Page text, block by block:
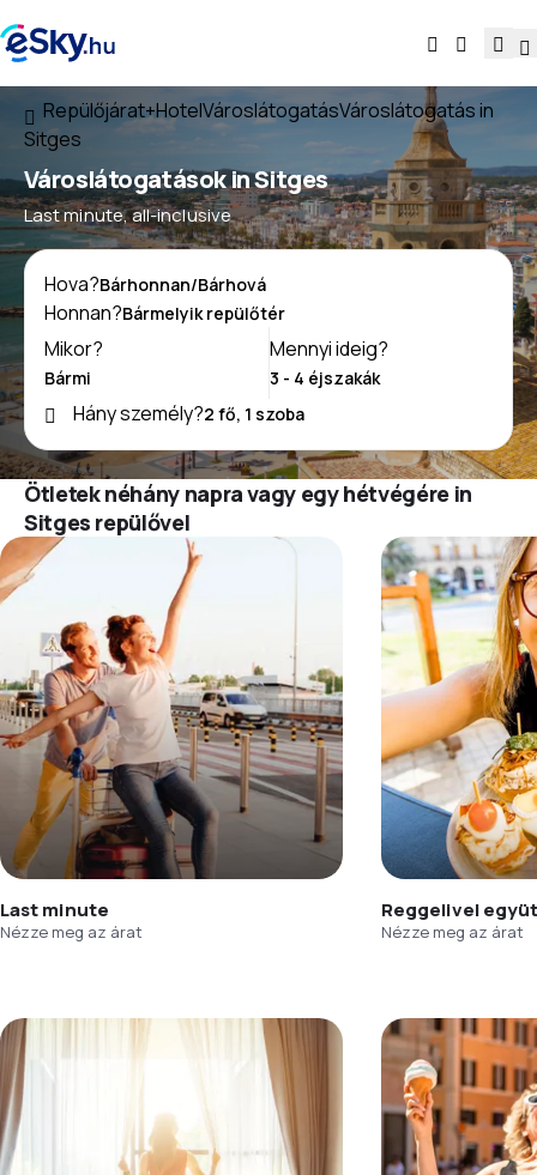
Repülőjárat+HotelVároslátogatásVároslátogatás in
Sitges
Városlátogatások in Sitges
Last minute, all-inclusive
Hova?
Honnan?
Mikor?
Mennyi ideig?
Hány személy?
Ötletek néhány napra vagy egy hétvégére in
Sitges repülővel
Last minute
Nézze meg az árat
Reggelivel
Nézze meg az árat